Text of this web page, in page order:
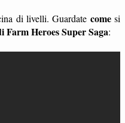
di livelli. Guardate comesi
Farm Heroes Super Saga: